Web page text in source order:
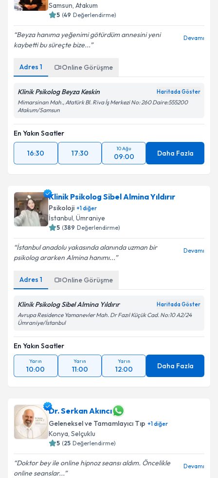
Samsun, Atakum
5 (49 Değerlendirme)
Beyza hanıma yeğenimi götürdüm annesini yeni
kaybetti bu süreçte bize...
Devamı
Adres 1 Online Görüşme
Klinik Psikolog Beyza Keskin Haritada Göster
Mimarsinan Mah., Atatürk Bl. Riva İş Merkezi No: 260 Daire:555200
Atakum/Samsun
En Yakın Saatler
16:30 17:30
10 Ağu
09:00 Daha Fazla
Klinik Psikolog Sibel Almina Yıldırır
Psikoloji +1diğer
İstanbul, Ümraniye
5 (389 Değerlendirme)
İstanbul anadolu yakasında alanında uzman bir
psikolog ararken Almina hanımı...
Devamı
Adres 1 Online Görüşme
Klinik Psikolog Sibel Almina Yıldırır Haritada Göster
Avrupa Residence Yamanevler Mah. Dr Fazıl Küçük Cad. No:10 A2/24
Ümraniye/İstanbul
En Yakın Saatler
Yarın
10:00
Yarın
11:00
Yarın
12:00 Daha Fazla
Dr. Serkan Akıncı
Geleneksel ve Tamamlayıcı Tıp +1diğer
Konya, Selçuklu
5 (25 Değerlendirme)
Doktor bey ile online hipnoz seansı aldım. Öncelikle
online seanslar...
Devamı